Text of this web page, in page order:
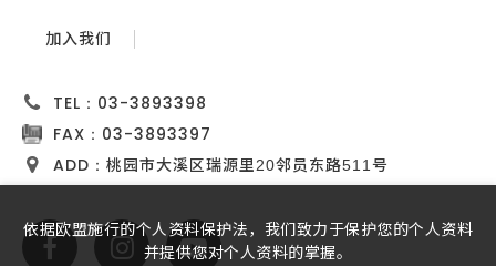
加入我们
TEL： 03-3893398
FAX： 03-3893397
ADD： 桃园市大溪区瑞源里20邻员东路511号
依据欧盟施行的个人资料保护法，我们致力于保护您的个人资料
并提供您对个人资料的掌握。